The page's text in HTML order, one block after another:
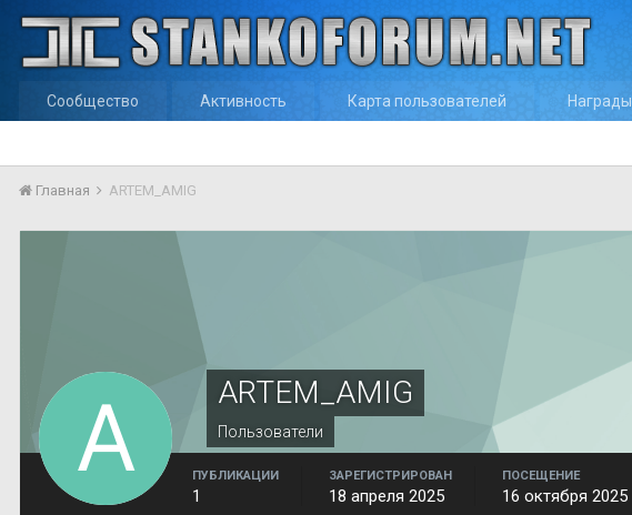
Сообщество Активность Карта пользователей Награды
Главная ARTEM_AMIG
ARTEM_AMIG
Пользователи
ПУБЛИКАЦИИ
1
ЗАРЕГИСТРИРОВАН
18 апреля 2025
ПОСЕЩЕНИЕ
16 октября 2025